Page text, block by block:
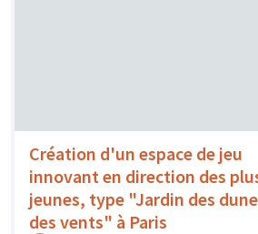
Création d'un espace de jeu
innovant en direction des
jeunes, type "Jardin des
des vents" à Paris